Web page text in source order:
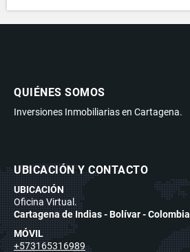
QUIÉNES SOMOS
Inversiones Inmobiliarias en Cartagena.
UBICACIÓN Y CONTACTO
UBICACIÓN
Oficina Virtual.
Cartagena de Indias - Bolívar - Colombia
MÓVIL
+573165316989